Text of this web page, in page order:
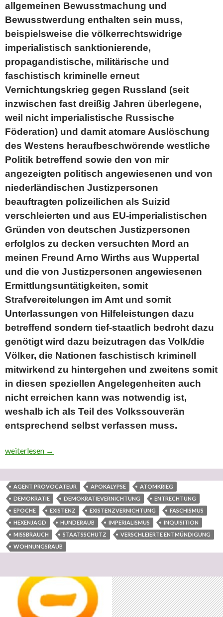
allgemeinen Bewusstmachung und
Bewusstwerdung enthalten sein muss,
beispielsweise die völkerrechtswidrige
imperialistisch sanktionierende,
propagandistische, militärische und
faschistisch kriminelle erneut
Vernichtungskrieg gegen Russland (seit
inzwischen fast dreißig Jahren überlegene,
weil nicht imperialistische Russische
Föderation) und damit atomare Auslöschung
des Westens heraufbeschwörende westliche
Politik betreffend sowie den von mir
angezeigten politisch angewiesenen und von
niederländischen Justizpersonen
beauftragten polizeilichen als Suizid
verschleierten und aus EU-imperialistischen
Gründen von deutschen Justizpersonen
erfolglos zu decken versuchten Mord an
meinen Freund Arno Wirths aus Wuppertal
und die von Justizpersonen angewiesenen
Ermittlungsuntätigkeiten, somit
Strafvereitelungen im Amt und somit
Unterlassungen von Hilfeleistungen dazu
betreffend sondern tief-staatlich bedroht dazu
genötigt wird dazu beizutragen das Volk/die
Völker, die Nationen faschistisch kriminell
mitwirkend zu hintergehen und zweitens somit
in diesen speziellen Angelegenheiten auch
nicht erreichen kann was notwendig ist,
weshalb ich als Teil des Volkssouverän
entsprechend selbst verfassen muss.
Teil 13 “In ‘eigener’ Sache” (zwölfter ausgelagerter
weiterlesen →
AGENT PROVOCATEUR APOKALYPSE
ATOMKRIEG
DEMOKRATIE
DEMOKRATIEVERNICHTUNG
ENTRECHTUNG
EPOCHE
EXISTENZ EXISTENZVERNICHTUNG
FASCHISMUS
HEXENJAGD
HUNDERAUB IMPERIALISMUS
INQUISITION
MISSBRAUCH
STAATSSCHUTZ
VERSCHLEIERTE ENTMÜNDIGUNG
WOHNUNGSRAUB